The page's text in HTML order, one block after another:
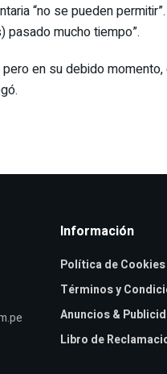
“no se pueden
mucho tiempo”.
en su debido
Información
Política de Cookies
Términos y
Anuncios &
Libro de